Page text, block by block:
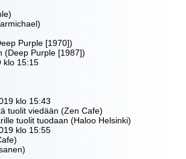
Purple [1970])
(Deep Purple [1987])
klo 15:15
klo 15:43
tuolit viedään (Zen Cafe)
tuolit tuodaan (Haloo Helsinki)
klo 15:55